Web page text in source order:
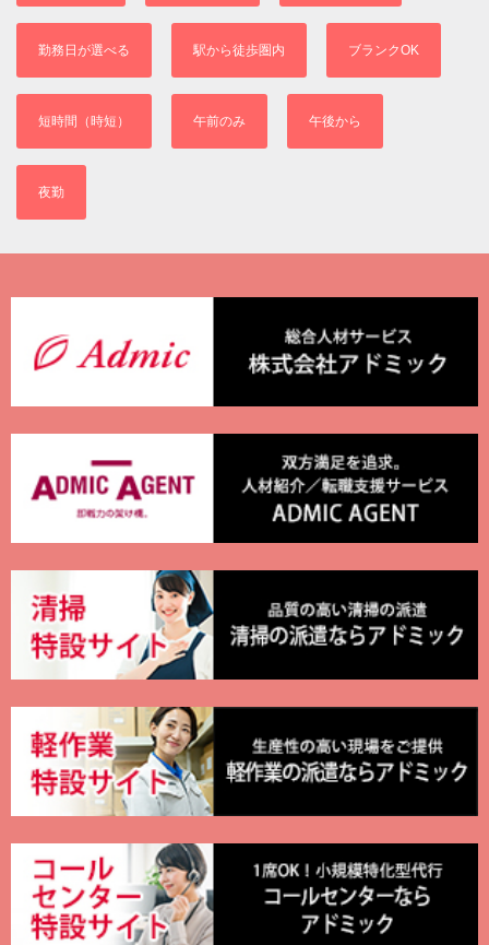
勤務日が選べる 駅から徒歩圏内 ブランクOK
短時間（時短） 午前のみ 午後から
夜勤